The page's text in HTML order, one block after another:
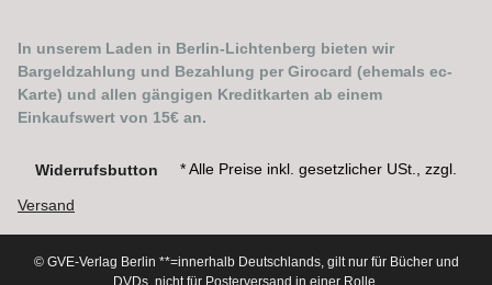
In unserem Laden in Berlin-Lichtenberg bieten wir
Bargeldzahlung und Bezahlung per Girocard (ehemals ec-
Karte) und allen gängigen Kreditkarten ab einem
Einkaufswert von 15€ an.
Widerrufsbutton * Alle Preise inkl. gesetzlicher USt., zzgl.
Versand
© GVE-Verlag Berlin **=innerhalb Deutschlands, gilt nur für Bücher und
DVDs, nicht für Posterversand in einer Rolle.